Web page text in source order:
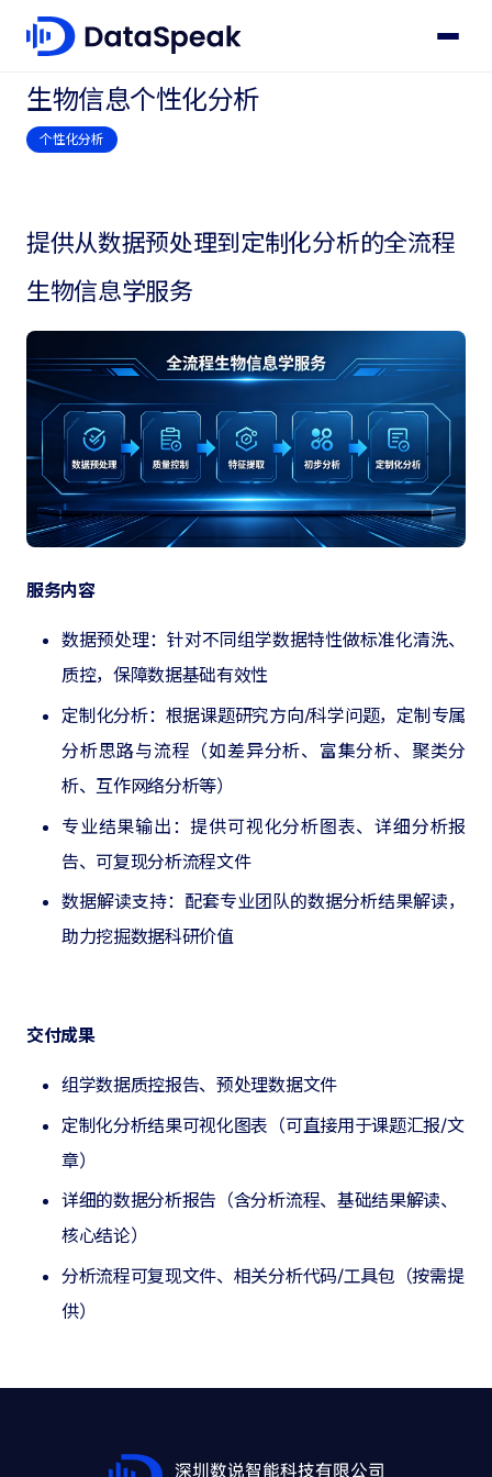
← 产品服务
生物信息个性化分析
个性化分析
提供从数据预处理到定制化分析的全流程
生物信息学服务
服务内容
数据预处理：针对不同组学数据特性做标准化清洗、
质控，保障数据基础有效性
定制化分析：根据课题研究方向/科学问题，定制专属
分析思路与流程（如差异分析、富集分析、聚类分
析、互作网络分析等）
专业结果输出：提供可视化分析图表、详细分析报
告、可复现分析流程文件
数据解读支持：配套专业团队的数据分析结果解读，
助力挖掘数据科研价值
交付成果
组学数据质控报告、预处理数据文件
定制化分析结果可视化图表（可直接用于课题汇报/文
章）
详细的数据分析报告（含分析流程、基础结果解读、
核心结论）
分析流程可复现文件、相关分析代码/工具包（按需提
供）